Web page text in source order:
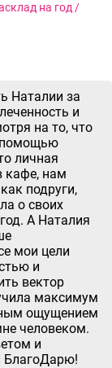
на год /
Наталии за
и
на то, что
помощью
личная
кафе, нам
подруги,
о своих
А Наталия
мои цели
и
вектор
максимум
ощущением
человеком.
и
БлагоДарю!